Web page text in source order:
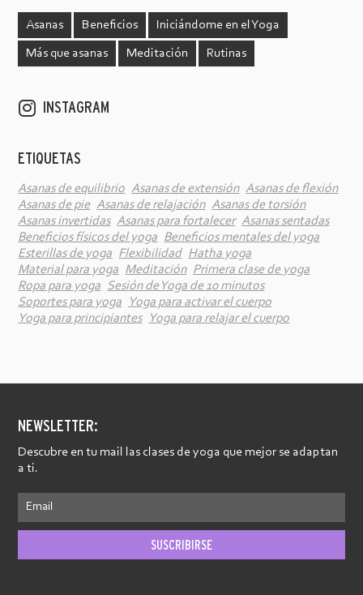
Asanas Beneficios Iniciándome en el Yoga
Más que asanas Meditación Rutinas
INSTAGRAM
ETIQUETAS
Asanas de equilibrio Asanas de extensión Asanas de flexión
Asanas de pie Asanas de relajación Asanas de torsión
Asanas invertidas Asanas para fortalecer Asanas sentadas
Beneficios físicos del yoga Beneficios mentales del yoga
Esterillas de yoga Flexibilidad Hatha yoga
Material para yoga Meditación Primera clase de yoga
Ropa para yoga Sesión de Yoga de 10 minutos
Soportes para yoga
Yoga para activar el cuerpo
Yoga para principiantes
Yoga para relajar el cuerpo
NEWSLETTER:
Descubre en tu mail las clases de yoga que mejor se adaptan
a ti.